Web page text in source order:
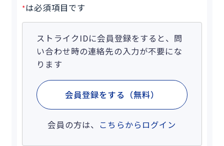
*は必須項目です
ストライクIDに会員登録をすると、問
い合わせ時の連絡先の入力が不要にな
ります
会員登録をする（無料）
会員の方は、 こちらからログイン